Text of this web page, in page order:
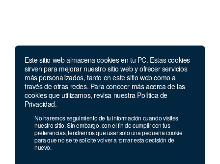
Este sitio web almacena cookies en tu PC. Estas cookies
sirven para mejorar nuestro sitio web y ofrecer servicios
más personalizados, tanto en este sitio web como a
través de otras redes. Para conocer más acerca de las
cookies que utilizamos, revisa nuestra Política de
Privacidad.
No haremos seguimiento de tu información cuando visites
nuestro sitio. Sin embargo, con el fin de cumplir con tus
preferencias, tendremos que usar solo una pequeña cookie
para que no se te solicite volver a tomar esta decisión de
nuevo.
Compañía
Nosotros
Contacto
Política de
privacidad
Términos y
condiciones
Recursos
Preguntas y
respuestas
Blog
Guías
Normatividad
Llámanos
Lunes a jueves
de 8 a.m. a 6:30
p.m. Viernes de
Teléfono y
whatsapp:
849 936 08 44